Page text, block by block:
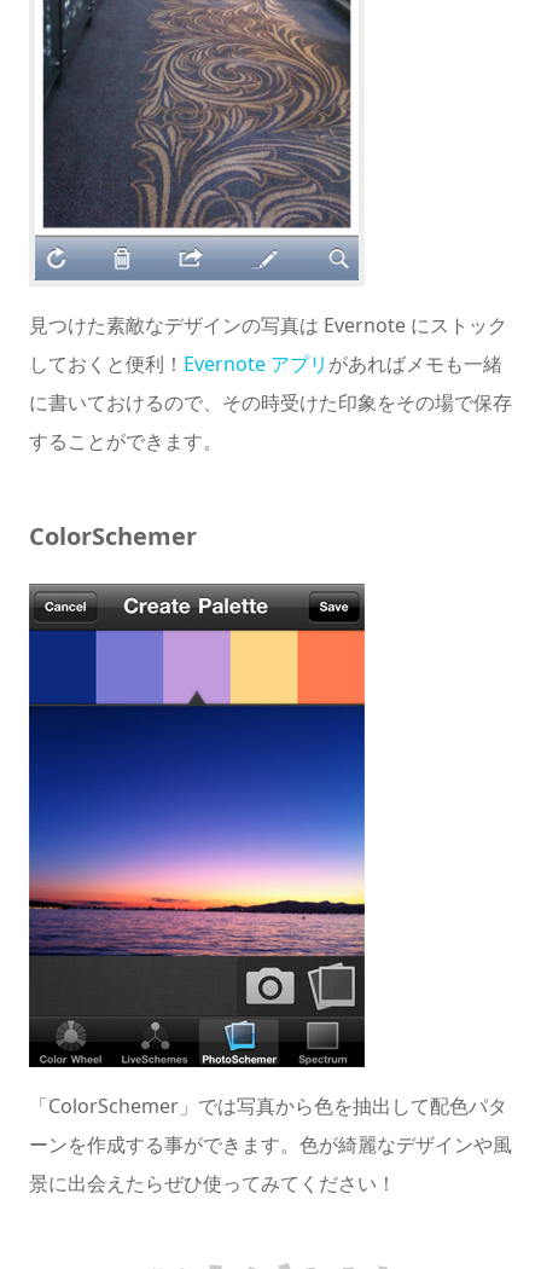
見つけた素敵なデザインの写真は Evernote にストック
しておくと便利！ Evernote アプリ があればメモも一緒
に書いておけるので、その時受けた印象をその場で保存
することができます。
ColorSchemer
「ColorSchemer」では写真から色を抽出して配色パタ
ーンを作成する事ができます。色が綺麗なデザインや風
景に出会えたらぜひ使ってみてください！